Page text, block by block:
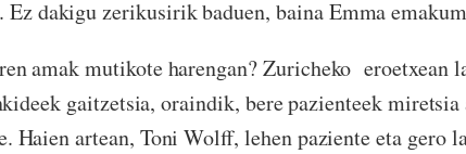
Ez dakigu zerikusirik baduen, baina Emma
amak mutikote harengan? Zuricheko eroetxean
gaitzetsia, oraindik, bere pazienteek miretsia
Haien artean, Toni Wolff, lehen paziente eta gero